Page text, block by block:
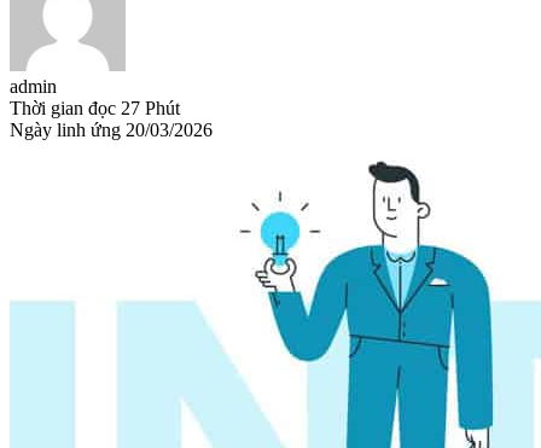
admin
Thời gian đọc 27 Phút
Ngày linh ứng 20/03/2026